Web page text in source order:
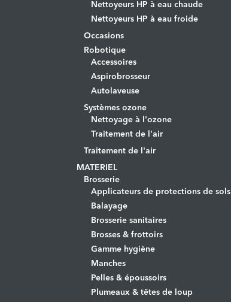
Nettoyeurs HP à eau chaude
Nettoyeurs HP à eau froide
Occasions
Robotique
Accessoires
Aspirobrosseur
Autolaveuse
Systèmes ozone
Nettoyage à l'ozone
Traitement de l'air
Traitement de l'air
MATERIEL
Brosserie
Applicateurs de protections de sols
Balayage
Brosserie sanitaires
Brosses & frottoirs
Gamme hygiène
Manches
Pelles & époussoirs
Plumeaux & têtes de loup